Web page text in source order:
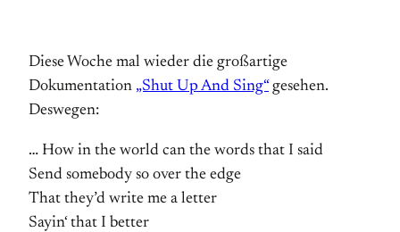
Diese Woche mal wieder die großartige
Dokumentation „Shut Up And Sing“ gesehen.
Deswegen:
… How in the world can the words that I said
Send somebody so over the edge
That they’d write me a letter
Sayin‘ that I better